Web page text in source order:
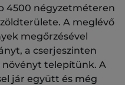
4500 négyzetméteren
A meglévő
megőrzésével
a cserjeszinten
telepítünk. A
jár együtt és még